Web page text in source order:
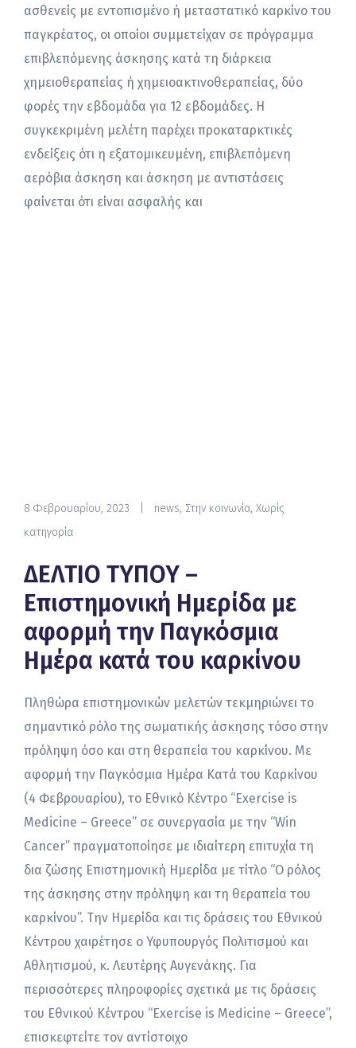
ασθενείς με εντοπισμένο ή μεταστατικό καρκίνο του
παγκρέατος, οι οποίοι συμμετείχαν σε πρόγραμμα
επιβλεπόμενης άσκησης κατά τη διάρκεια
χημειοθεραπείας ή χημειοακτινοθεραπείας, δύο
φορές την εβδομάδα για 12 εβδομάδες. Η
συγκεκριμένη μελέτη παρέχει προκαταρκτικές
ενδείξεις ότι η εξατομικευμένη, επιβλεπόμενη
αερόβια άσκηση και άσκηση με αντιστάσεις
φαίνεται ότι είναι ασφαλής και
8 Φεβρουαρίου, 2023 news, Στην κοινωνία, Χωρίς
κατηγορία
ΔΕΛΤΙΟ ΤΥΠΟΥ –
Επιστημονική Ημερίδα με
αφορμή την Παγκόσμια
Ημέρα κατά του καρκίνου
Πληθώρα επιστημονικών μελετών τεκμηριώνει το
σημαντικό ρόλο της σωματικής άσκησης τόσο στην
πρόληψη όσο και στη θεραπεία του καρκίνου. Με
αφορμή την Παγκόσμια Ημέρα Κατά του Καρκίνου
(4 Φεβρουαρίου), το Εθνικό Κέντρο “Exercise is
Medicine – Greece” σε συνεργασία με την “Win
Cancer” πραγματοποίησε με ιδιαίτερη επιτυχία τη
δια ζώσης Επιστημονική Ημερίδα με τίτλο “Ο ρόλος
της άσκησης στην πρόληψη και τη θεραπεία του
καρκίνου”. Την Ημερίδα και τις δράσεις του Εθνικού
Κέντρου χαιρέτησε ο Υφυπουργός Πολιτισμού και
Αθλητισμού, κ. Λευτέρης Αυγενάκης. Για
περισσότερες πληροφορίες σχετικά με τις δράσεις
του Εθνικού Κέντρου “Exercise is Medicine – Greece”,
επισκεφτείτε τον αντίστοιχο